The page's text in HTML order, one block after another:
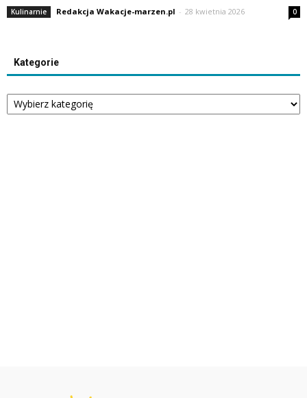
Kulinarnie Redakcja Wakacje-marzen.pl - 28 kwietnia 2026 0
Kategorie
Kategorie